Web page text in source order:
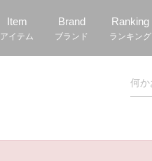
Item
アイテム
Brand
ブランド
Ranking
ランキング